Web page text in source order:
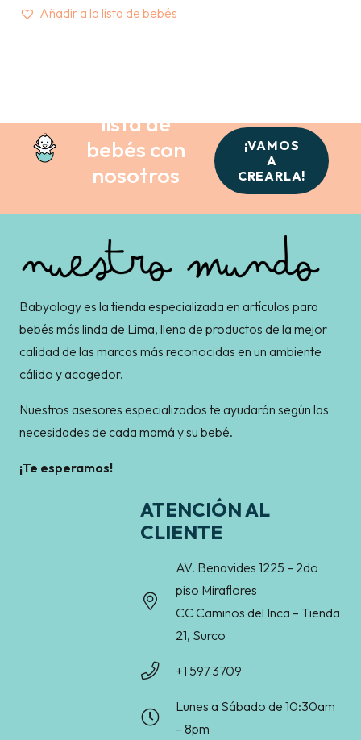
Añadir a la lista de bebés
lista de
bebés con
nosotros
¡VAMOS
A
CREARLA!
Babyology es la tienda especializada en artículos para
bebés más linda de Lima, llena de productos de la mejor
calidad de las marcas más reconocidas en un ambiente
cálido y acogedor.
Nuestros asesores especializados te ayudarán según las
necesidades de cada mamá y su bebé.
¡Te esperamos!
ATENCIÓN AL
CLIENTE
AV. Benavides 1225 – 2do
piso Miraflores
CC Caminos del Inca – Tienda
21, Surco
+1 597 3709
Lunes a Sábado de 10:30am
– 8pm